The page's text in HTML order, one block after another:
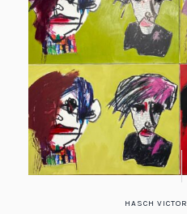
HASCH VICTOR